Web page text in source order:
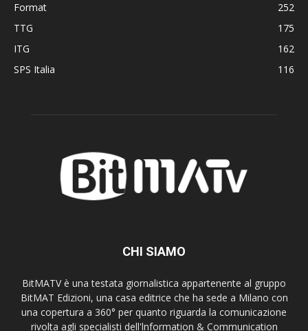
Format
252
TTG
175
ITG
162
SPS Italia
116
CHI SIAMO
BitMATV è una testata giornalistica appartenente al gruppo
BitMAT Edizioni, una casa editrice che ha sede a Milano con
una copertura a 360° per quanto riguarda la comunicazione
rivolta agli specialisti dell'lnformation & Communication